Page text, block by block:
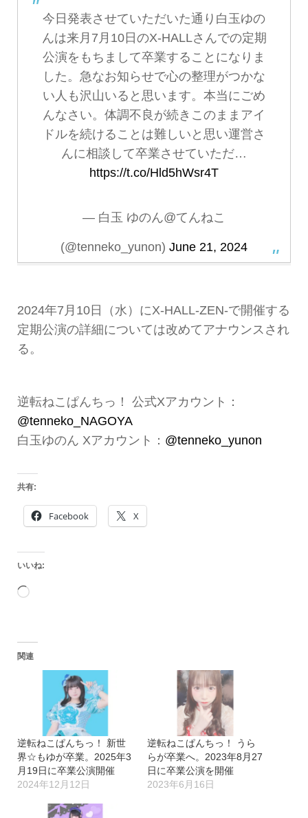
今日発表させていただいた通り白玉ゆの
んは来月7月10日のX-HALLさんでの定期
公演をもちまして卒業することになりま
した。急なお知らせで心の整理がつかな
い人も沢山いると思います。本当にごめ
んなさい。体調不良が続きこのままアイ
ドルを続けることは難しいと思い運営さ
んに相談して卒業させていただ…
https://t.co/Hld5hWsr4T
— 白玉 ゆのん@てんねこ
(@tenneko_yunon) June 21, 2024
2024年7月10日（水）にX-HALL-ZEN-で開催する
定期公演の詳細については改めてアナウンスされ
る。
逆転ねこぱんちっ！ 公式Xアカウント：
@tenneko_NAGOYA
白玉ゆのん Xアカウント： @tenneko_yunon
共有:
Facebook X
いいね:
読
込
中…
関連
逆転ねこぱんちっ！ 新世
界☆もゆが卒業。2025年3
月19日に卒業公演開催
2024年12月12日
逆転ねこぱんちっ！ うら
らが卒業へ。2023年8月27
日に卒業公演を開催
2023年6月16日